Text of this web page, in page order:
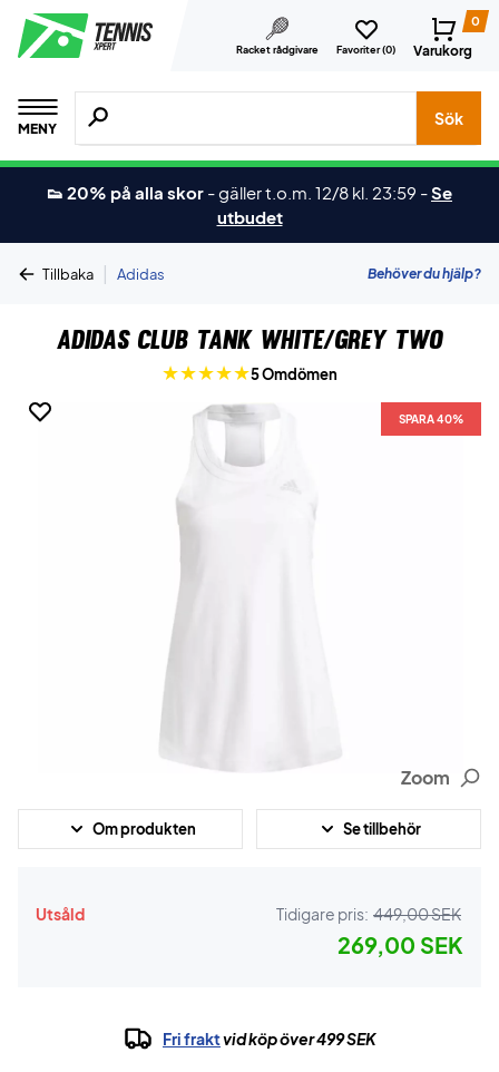
Racket rådgivare Favoriter (0)
0
Varukorg
MENY
Sök efter produkter, märken osv.
Sök
👟 20% på alla skor -gäller t.o.m. 12/8 kl. 23:59 -Se
utbudet
Tillbaka | Adidas Behöver du hjälp?
Adidas Club Tank White/Grey Two
5 Omdömen
SPARA 40%
Zoom
Om produkten Se tillbehör
Utsåld Tidigare pris: 449,00 SEK
269,00 SEK
Fri fraktvid köp över 499 SEK